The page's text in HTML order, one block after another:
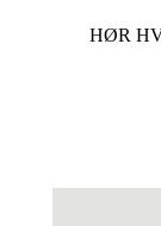
HØR